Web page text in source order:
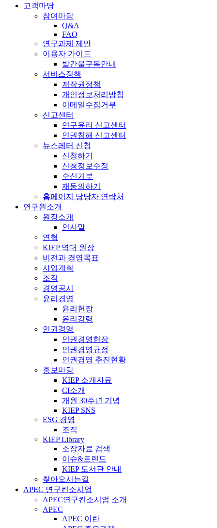
고객마당
참여마당
Q&A
FAQ
연구과제 제안
이용자 가이드
발간물구독안내
서비스정책
저작권정책
개인정보처리방침
이메일수집거부
신고센터
연구윤리 신고센터
인권침해 신고센터
뉴스레터 신청
신청하기
신청정보수정
수신거부
재동의하기
홈페이지 담당자 연락처
연구원소개
원장소개
인사말
연혁
KIEP 역대 원장
비전과 경영목표
사업계획
조직
경영공시
윤리경영
윤리헌장
윤리강령
인권경영
인권경영헌장
인권경영규정
인권경영 추진현황
홍보마당
KIEP 소개자료
CI소개
개원 30주년 기념
KIEP SNS
ESG 경영
조직
KIEP Library
소장자료 검색
이슈&트렌드
KIEP 도서관 안내
찾아오시는길
APEC 연구컨소시엄
APEC연구컨소시엄 소개
APEC
APEC 이란